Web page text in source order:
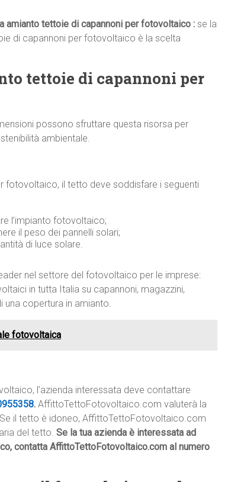
amianto tettoie di capannoni per fotovoltaico : se la
di capannoni per fotovoltaico è la scelta
tettoie di capannoni per
possono sfruttare questa risorsa per
ambientale.
fotovoltaico, il tetto deve soddisfare i seguenti
l’impianto fotovoltaico;
il peso dei pannelli solari;
di luce solare.
nel settore del fotovoltaico per le imprese:
in tutta Italia su capannoni, magazzini,
una copertura in amianto.
fotovoltaica
l’azienda interessata deve contattare
. AffittoTettoFotovoltaico.com valuterà la
il tetto è idoneo, AffittoTettoFotovoltaico.com
del tetto. Se la tua azienda è interessata ad
contatta AffittoTettoFotovoltaico.com al numero